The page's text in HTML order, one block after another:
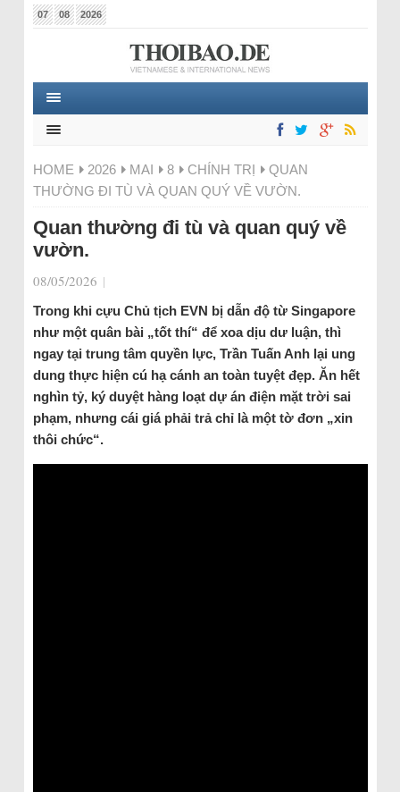
07 08 2026
HOME 2026 MAI 8 CHÍNH TRỊ
QUAN
THƯỜNG ĐI TÙ VÀ QUAN QUÝ VỀ VƯỜN.
Quan thường đi tù và quan quý về
vườn.
08/05/2026 |
Trong khi cựu Chủ tịch EVN bị dẫn độ từ Singapore
như một quân bài „tốt thí“ để xoa dịu dư luận, thì
ngay tại trung tâm quyền lực, Trần Tuấn Anh lại ung
dung thực hiện cú hạ cánh an toàn tuyệt đẹp. Ăn hết
nghìn tỷ, ký duyệt hàng loạt dự án điện mặt trời sai
phạm, nhưng cái giá phải trả chỉ là một tờ đơn „xin
thôi chức“.